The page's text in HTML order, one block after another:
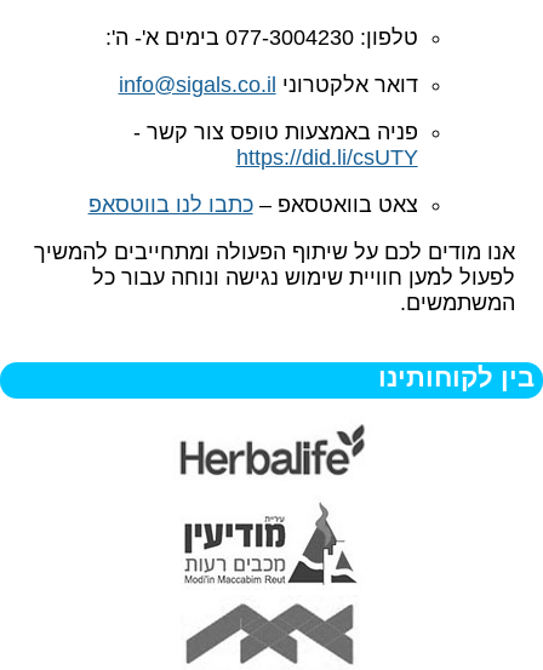
טלפון077-3004230 : בימים א'- ה':
דואר אלקטרוני info@sigals.co.il
פניה באמצעות טופס צור קשר -
https://did.li/csUTY
צאט בוואטסאפ –כתבו לנו בווטסאפ
אנו מודים לכם על שיתוף הפעולה ומתחייבים להמשיך
לפעול למען חוויית שימוש נגישה ונוחה עבור כל
המשתמשים.
בין לקוחותינו